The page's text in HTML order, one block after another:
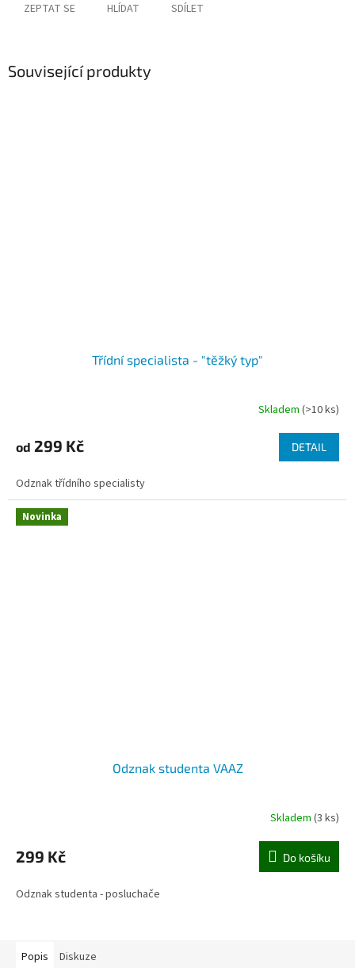
ZEPTAT SE HLÍDAT SDÍLET
Související produkty
Třídní specialista - "těžký typ"
Skladem (>10 ks)
od 299 Kč DETAIL
Odznak třídního specialisty
Novinka
Odznak studenta VAAZ
Skladem (3 ks)
299 Kč Do košíku
Odznak studenta - posluchače
Popis Diskuze